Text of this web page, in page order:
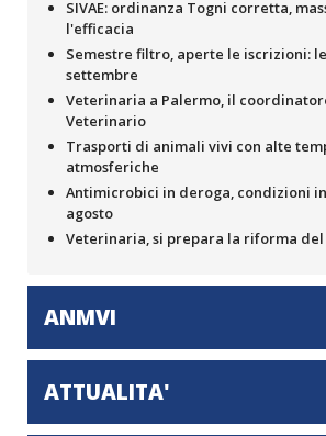
SIVAE: ordinanza Togni corretta,
l'efficacia
Semestre filtro, aperte le iscrizioni:
settembre
Veterinaria a Palermo, il
Veterinario
Trasporti di animali vivi con alte
atmosferiche
Antimicrobici in deroga, condizioni
agosto
Veterinaria, si prepara la riforma
ANMVI
ATTUALITA'